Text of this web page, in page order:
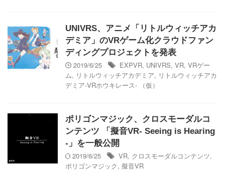
UNIVRS、アニメ「リトルウィッチアカ
デミア」のVRゲーム化クラウドファン
ディングプロジェクトを発表
2019/6/25
EXPVR, UNIVRS, VR, VRゲー
ム, リトルウィッチアカデミア, リトルウィッチアカ
デミア-VRホウキレース- （仮）
ポリゴンマジック、クロスモーダルコ
ンテンツ 「擬音VR- Seeing is Hearing
-」を一般公開
2019/6/25
VR, クロスモーダルコンテンツ,
ポリゴンマジック, 擬音VR